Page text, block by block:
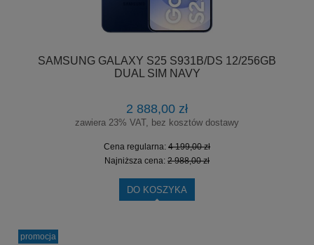
SAMSUNG GALAXY S25 S931B/DS 12/256GB
DUAL SIM NAVY
2 888,00 zł
zawiera 23% VAT, bez kosztów dostawy
Cena regularna: 4 199,00 zł
Najniższa cena: 2 988,00 zł
DO KOSZYKA
promocja